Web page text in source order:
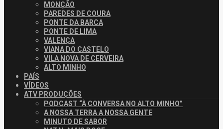
MONÇÃO
PAREDES DE COURA
PONTE DA BARCA
PONTE DE LIMA
VALENÇA
VIANA DO CASTELO
VILA NOVA DE CERVEIRA
ALTO MINHO
PAÍS
VÍDEOS
ATV PRODUÇÕES
PODCAST “À CONVERSA NO ALTO MINHO”
A NOSSA TERRA A NOSSA GENTE
MINUTO DE SABOR